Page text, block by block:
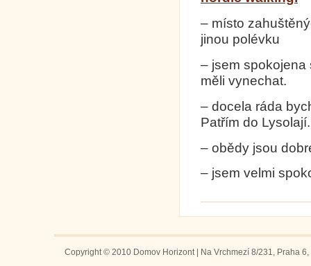
– místo
jinou polévku
– jsem spokojena
měli vynechat.
– docela ráda
Patřím do Lysolají.
– obědy jsou
– jsem velmi
Copyright © 2010 Domov Horizont | Na Vrchmezí 8/231, Praha